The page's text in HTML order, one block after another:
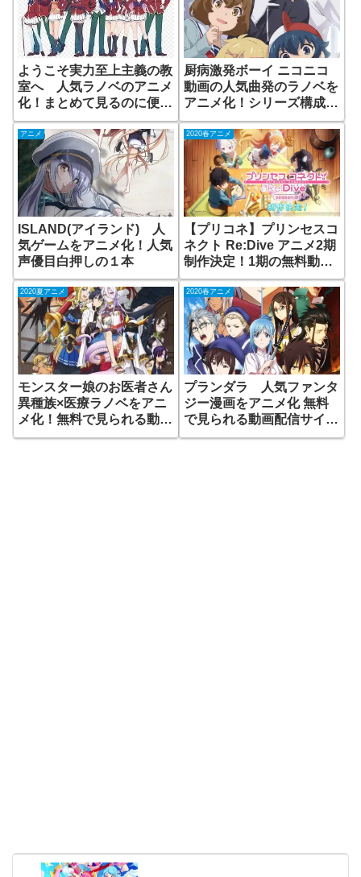
ようこそ実力至上主義の教
室へ 人気ラノベのアニメ
化！まとめて見るのに便利
な動画配信サイトは？
厨病激発ボーイ ニコニコ
動画の人気曲発のラノベを
アニメ化！シリーズ構成は
後藤みどりさん
アニメ
ISLAND(アイランド) 人
気ゲームをアニメ化！人気
声優目白押しの１本
2020春アニメ
【プリコネ】プリンセスコ
ネクト Re:Dive アニメ2期
制作決定！1期の無料動画
配信はある？
2020夏アニメ
モンスター娘のお医者さん
異種族×医療ラノベをアニ
メ化！無料で見られる動画
配信サイトはある？放送日
2020春アニメ
プランダラ 人気ファンタ
ジー漫画をアニメ化 無料
で見られる動画配信サイト
はある？